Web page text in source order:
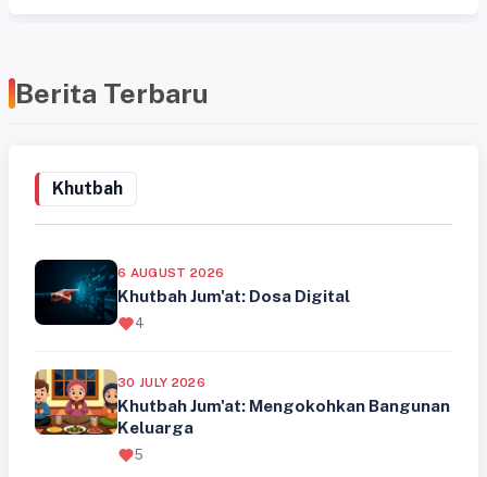
Berita Terbaru
Khutbah
6 AUGUST 2026
Khutbah Jum'at: Dosa Digital
4
30 JULY 2026
Khutbah Jum'at: Mengokohkan Bangunan
Keluarga
5